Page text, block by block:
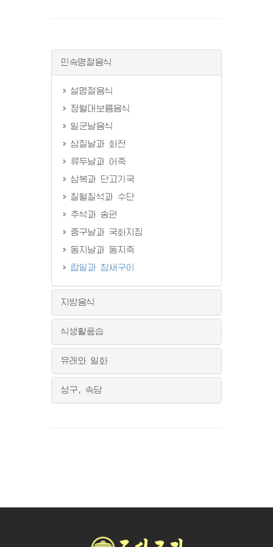
민속명절음식
설명절음식
정월대보름음식
일군날음식
삼질날과 화전
류두날과 어죽
삼복과 단고기국
칠월칠석과 수단
추석과 송편
중구날과 국화지짐
동지날과 동지죽
랍일과 참새구이
지방음식
식생활풍습
유래와 일화
성구, 속담